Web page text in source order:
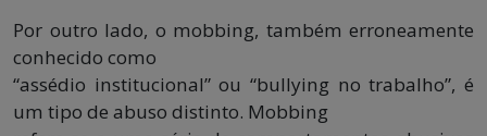
Por outro lado, o mobbing, também erroneamente
conhecido como
“assédio institucional” ou “bullying no trabalho”, é
um tipo de abuso distinto. Mobbing